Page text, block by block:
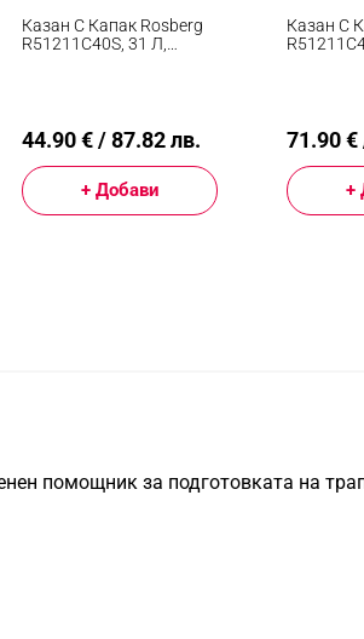
Казан С Капак Rosberg
R51211C40S, 31 Л,
44.90 € / 87.82 лв.
+ Добави
Казан С
71.90 €
+
помощник за подготовката на